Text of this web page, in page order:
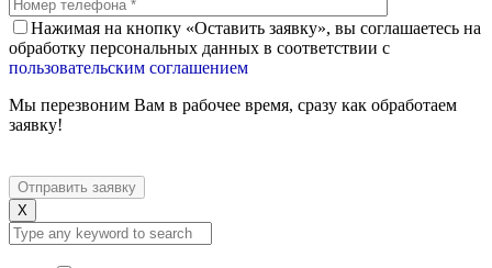
Нажимая на кнопку «Оставить заявку», вы соглашаетесь на
обработку персональных данных в соответствии с
пользовательским соглашением
Мы перезвоним Вам в рабочее время, сразу как обработаем
заявку!
X